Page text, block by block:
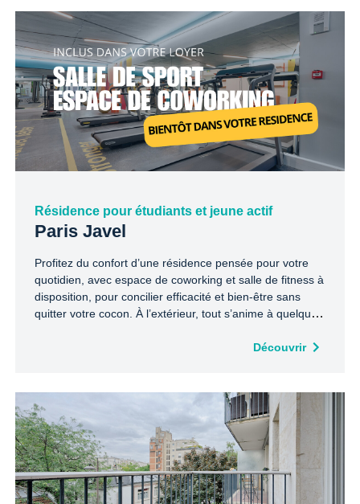
Résidence pour étudiants et jeune actif
Paris Javel
Profitez du confort d’une résidence pensée pour votre
quotidien, avec espace de coworking et salle de fitness à
disposition, pour concilier efficacité et bien-être sans
quitter votre cocon. À l’extérieur, tout s’anime à quelques
Beaugrenelle, les quais de Seine pour vos balades, et
quartier, tandis que le métro Félix Faure vous connecte
facilement à tout Paris.
Découvrir